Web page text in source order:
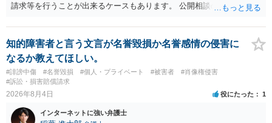
請求等を行うことが出来るケースもあります。 公開相談の場では回答
に個別に相談されると良いでしょう。
知的障害者と言う文言が名誉毀損か名誉感情の侵害に
なるか教えてほしい。
#誹謗中傷 #名誉毀損 #個人・プライベート #被害者
#肖像権侵害
#訴訟・損害賠償請求
2026年8月4日 役にたった 1
インターネットに強い弁護士